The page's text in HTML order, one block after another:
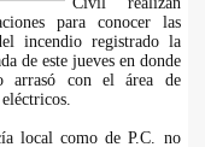
para conocer las
incendio registrado la
de este jueves en donde
arrasó con el área de
local como de P.C. no